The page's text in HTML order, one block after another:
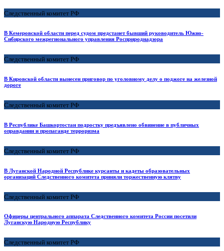
Следственный комитет РФ
В Кемеровской области перед судом предстанет бывший руководитель Южно-
Сибирского межрегионального управления Росприроднадзора
Следственный комитет РФ
В Кировской области вынесен приговор по уголовному делу о поджоге на железной
дороге
Следственный комитет РФ
В Республике Башкортостан подростку предъявлено обвинение в публичных
оправдании и пропаганде терроризма
Следственный комитет РФ
В Луганской Народной Республике курсанты и кадеты образовательных
организаций Следственного комитета приняли торжественную клятву
Следственный комитет РФ
Офицеры центрального аппарата Следственного комитета России посетили
Луганскую Народную Республику
Следственный комитет РФ